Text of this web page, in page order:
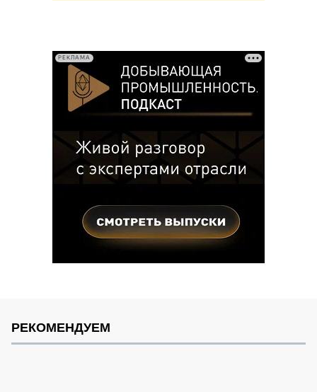
РЕКЛАМА
РЕКОМЕНДУЕМ